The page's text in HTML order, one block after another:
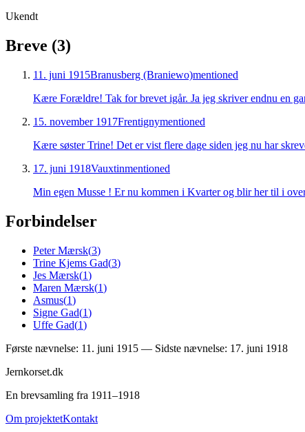
Ukendt
Breve (3)
11. juni 1915Branusberg (Braniewo)mentioned
Kære Forældre! Tak for brevet igår. Ja jeg skriver endnu en
15. november 1917Frentignymentioned
Kære søster Trine! Det er vist flere dage siden jeg nu har
17. juni 1918Vauxtinmentioned
Min egen Musse ! Er nu kommen i Kvarter og blir her til i
Forbindelser
Peter Mærsk(3)
Trine Kjems Gad(3)
Jes Mærsk(1)
Maren Mærsk(1)
Asmus(1)
Signe Gad(1)
Uffe Gad(1)
Første nævnelse: 11. juni 1915 — Sidste nævnelse: 17. juni 1918
Jernkorset.dk
En brevsamling fra 1911–1918
Om projektetKontakt